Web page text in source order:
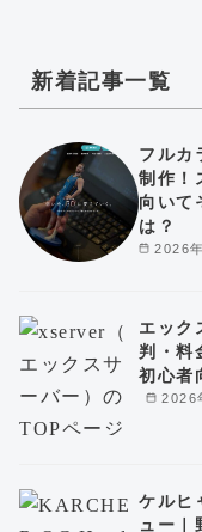
新着記事一覧
2026
フルカ
制作！
向いて
は？
2026
エック
判・料
初心者
ケル
ュー｜